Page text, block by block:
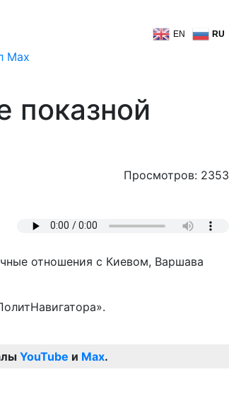
EN RU
показной
Просмотров: 2353
отношения с Киевом, Варшава
YouTube и Max.